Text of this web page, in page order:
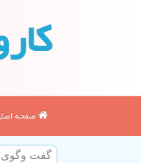
صفحه
گفت وگوی